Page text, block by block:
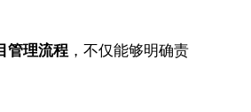
管理流程 ，不仅能够明确责